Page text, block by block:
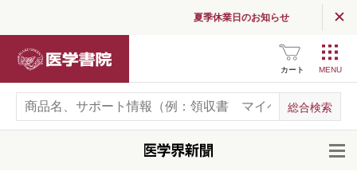
夏季休業日のお知らせ
カート